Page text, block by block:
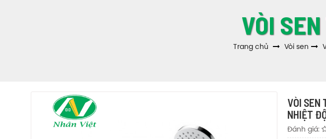
VÒI
Trang chủ Vòi sen
VÒI SEN
NHIỆT
Đánh giá: